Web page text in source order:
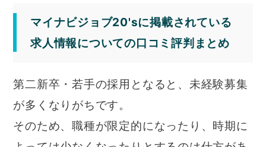
マイナビジョブ20'sに掲載されている
求人情報についての口コミ評判まとめ
第二新卒・若手の採用となると、未経験募集
が多くなりがちです。
そのため、職種が限定的になったり、時期に